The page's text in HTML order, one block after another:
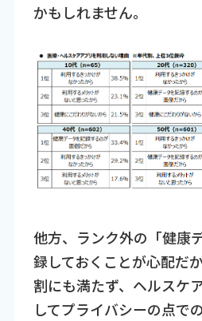
かもしれません。
他方、ランク外の「健康
録しておくことが心配だ
割にも満たず、ヘルスケ
してプライバシーの点で